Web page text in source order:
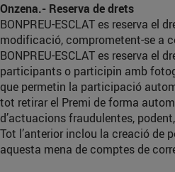
Onzena.- Reserva de drets
BONPREU-ESCLAT es reserva
modificació, comprometent-se a
BONPREU-ESCLAT es reserva
participants o participin amb
que permetin la participació
tot retirar el Premi de forma
d’actuacions fraudulentes,
Tot l’anterior inclou la creació de
aquesta mena de comptes de